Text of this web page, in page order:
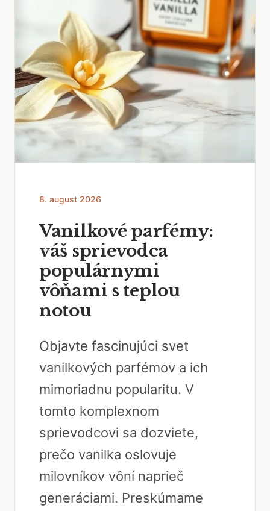
8. august 2026
Vanilkové parfémy:
váš sprievodca
populárnymi
vôňami s teplou
notou
Objavte fascinujúci svet
vanilkových parfémov a ich
mimoriadnu popularitu. V
tomto komplexnom
sprievodcovi sa dozviete,
prečo vanilka oslovuje
milovníkov vôní naprieč
generáciami. Preskúmame